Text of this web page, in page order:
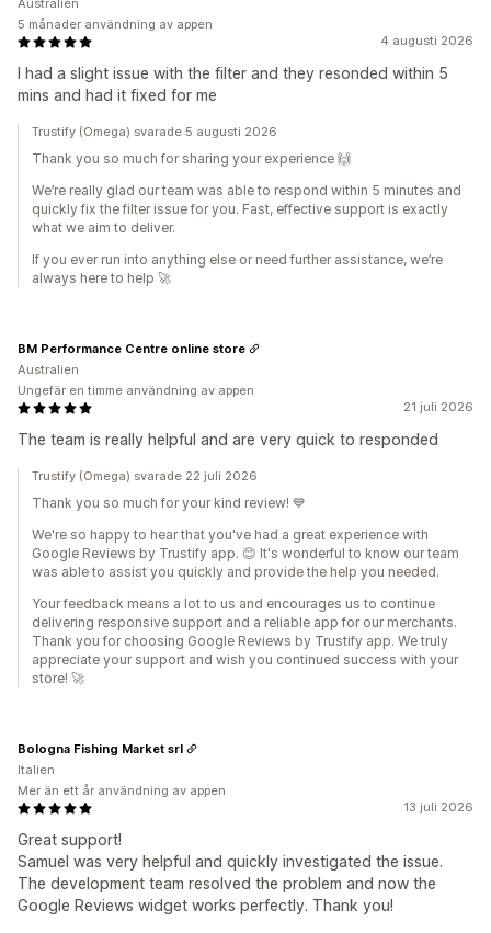
4 augusti 2026
I had a slight issue with the filter and they resonded within 5
mins and had it fixed for me
Australien
5 månader användning av appen
Trustify (Omega) svarade 5 augusti 2026
Thank you so much for sharing your experience 🙌
We’re really glad our team was able to respond within 5 minutes and
quickly fix the filter issue for you. Fast, effective support is exactly
what we aim to deliver.
If you ever run into anything else or need further assistance, we’re
always here to help 🚀
21 juli 2026
The team is really helpful and are very quick to responded
BM Performance Centre online store
Australien
Ungefär en timme användning av appen
Trustify (Omega) svarade 22 juli 2026
Thank you so much for your kind review! 💙
We're so happy to hear that you've had a great experience with
Google Reviews by Trustify app. 😊 It's wonderful to know our team
was able to assist you quickly and provide the help you needed.
Your feedback means a lot to us and encourages us to continue
delivering responsive support and a reliable app for our merchants.
Thank you for choosing Google Reviews by Trustify app. We truly
appreciate your support and wish you continued success with your
store! 🚀
13 juli 2026
Great support!
Samuel was very helpful and quickly investigated the issue.
The development team resolved the problem and now the
Google Reviews widget works perfectly. Thank you!
Bologna Fishing Market srl
Italien
Mer än ett år användning av appen